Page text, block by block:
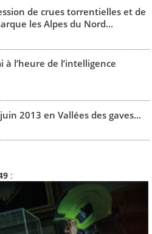
de crues torrentielles et de
les Alpes du Nord...
l’heure de l’intelligence
2013 en Vallées des gaves...
: